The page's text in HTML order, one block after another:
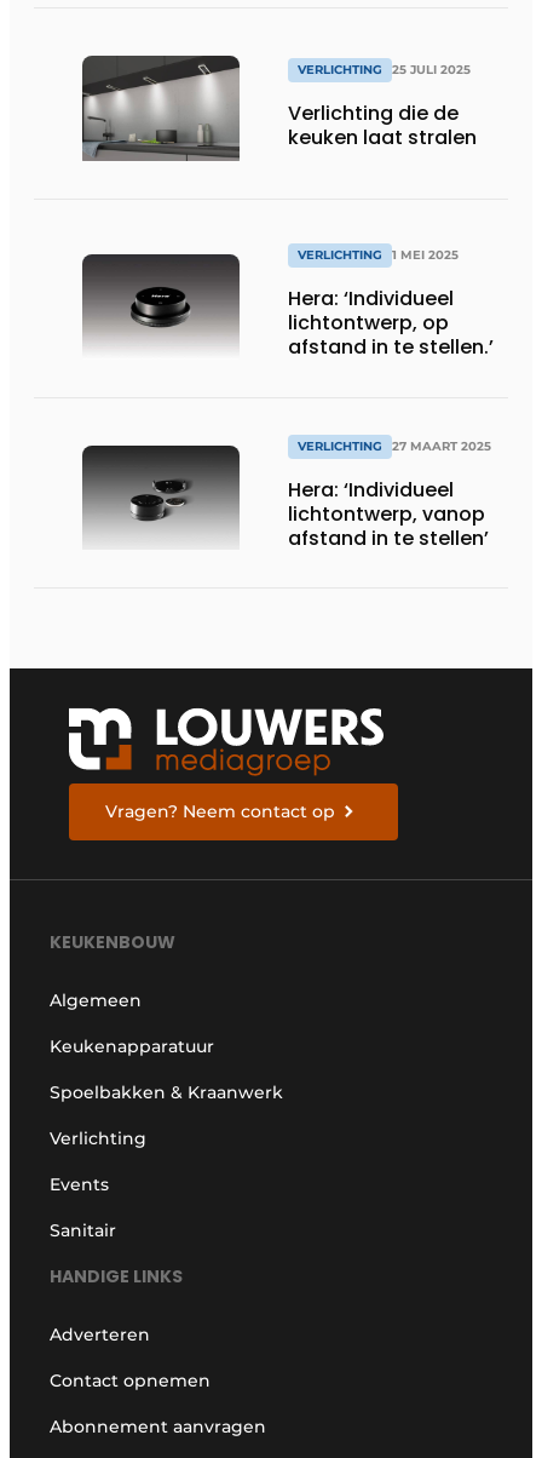
VERLICHTING 25 JULI 2025
Verlichting die de
keuken laat stralen
VERLICHTING 1 MEI 2025
Hera: ‘Individueel
lichtontwerp, op
afstand in te stellen.’
VERLICHTING 27 MAART 2025
Hera: ‘Individueel
lichtontwerp, vanop
afstand in te stellen’
Vragen? Neem contact op
KEUKENBOUW
Algemeen
Keukenapparatuur
Spoelbakken & Kraanwerk
Verlichting
Events
Sanitair
HANDIGE LINKS
Adverteren
Contact opnemen
Abonnement aanvragen